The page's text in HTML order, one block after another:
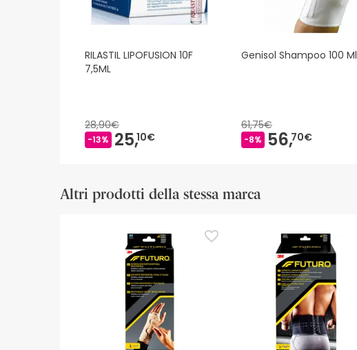
RILASTIL LIPOFUSION 10F
7,5ML
28,90€
-13% 25,10€
Genisol Shampoo 100 Ml
61,75€
-8% 56,70€
Altri prodotti della stessa marca